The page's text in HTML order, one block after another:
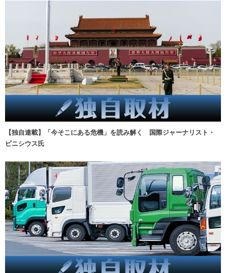
【独自連載】「今そこにある危機」を読み解く 国際ジャーナリスト・
ビニシウス氏